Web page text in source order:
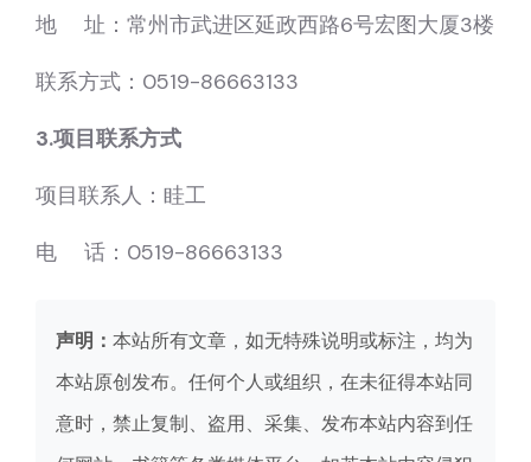
地 址：常州市武进区延政西路6号宏图大厦3楼
联系方式：0519-86663133
3.项目联系方式
项目联系人：眭工
电 话：0519-86663133
声明： 本站所有文章，如无特殊说明或标注，均为
本站原创发布。任何个人或组织，在未征得本站同
意时，禁止复制、盗用、采集、发布本站内容到任